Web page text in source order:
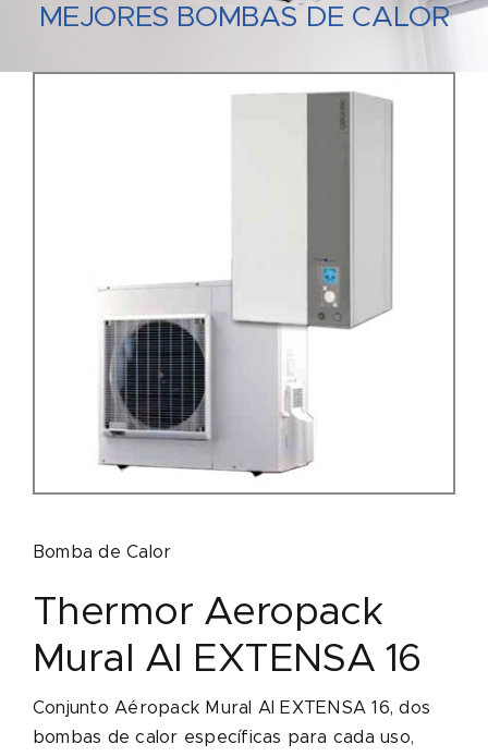
MEJORES BOMBAS DE CALOR
Bomba de Calor
Thermor Aeropack
Mural AI EXTENSA 16
Conjunto Aéropack Mural AI EXTENSA 16, dos
bombas de calor específicas para cada uso,